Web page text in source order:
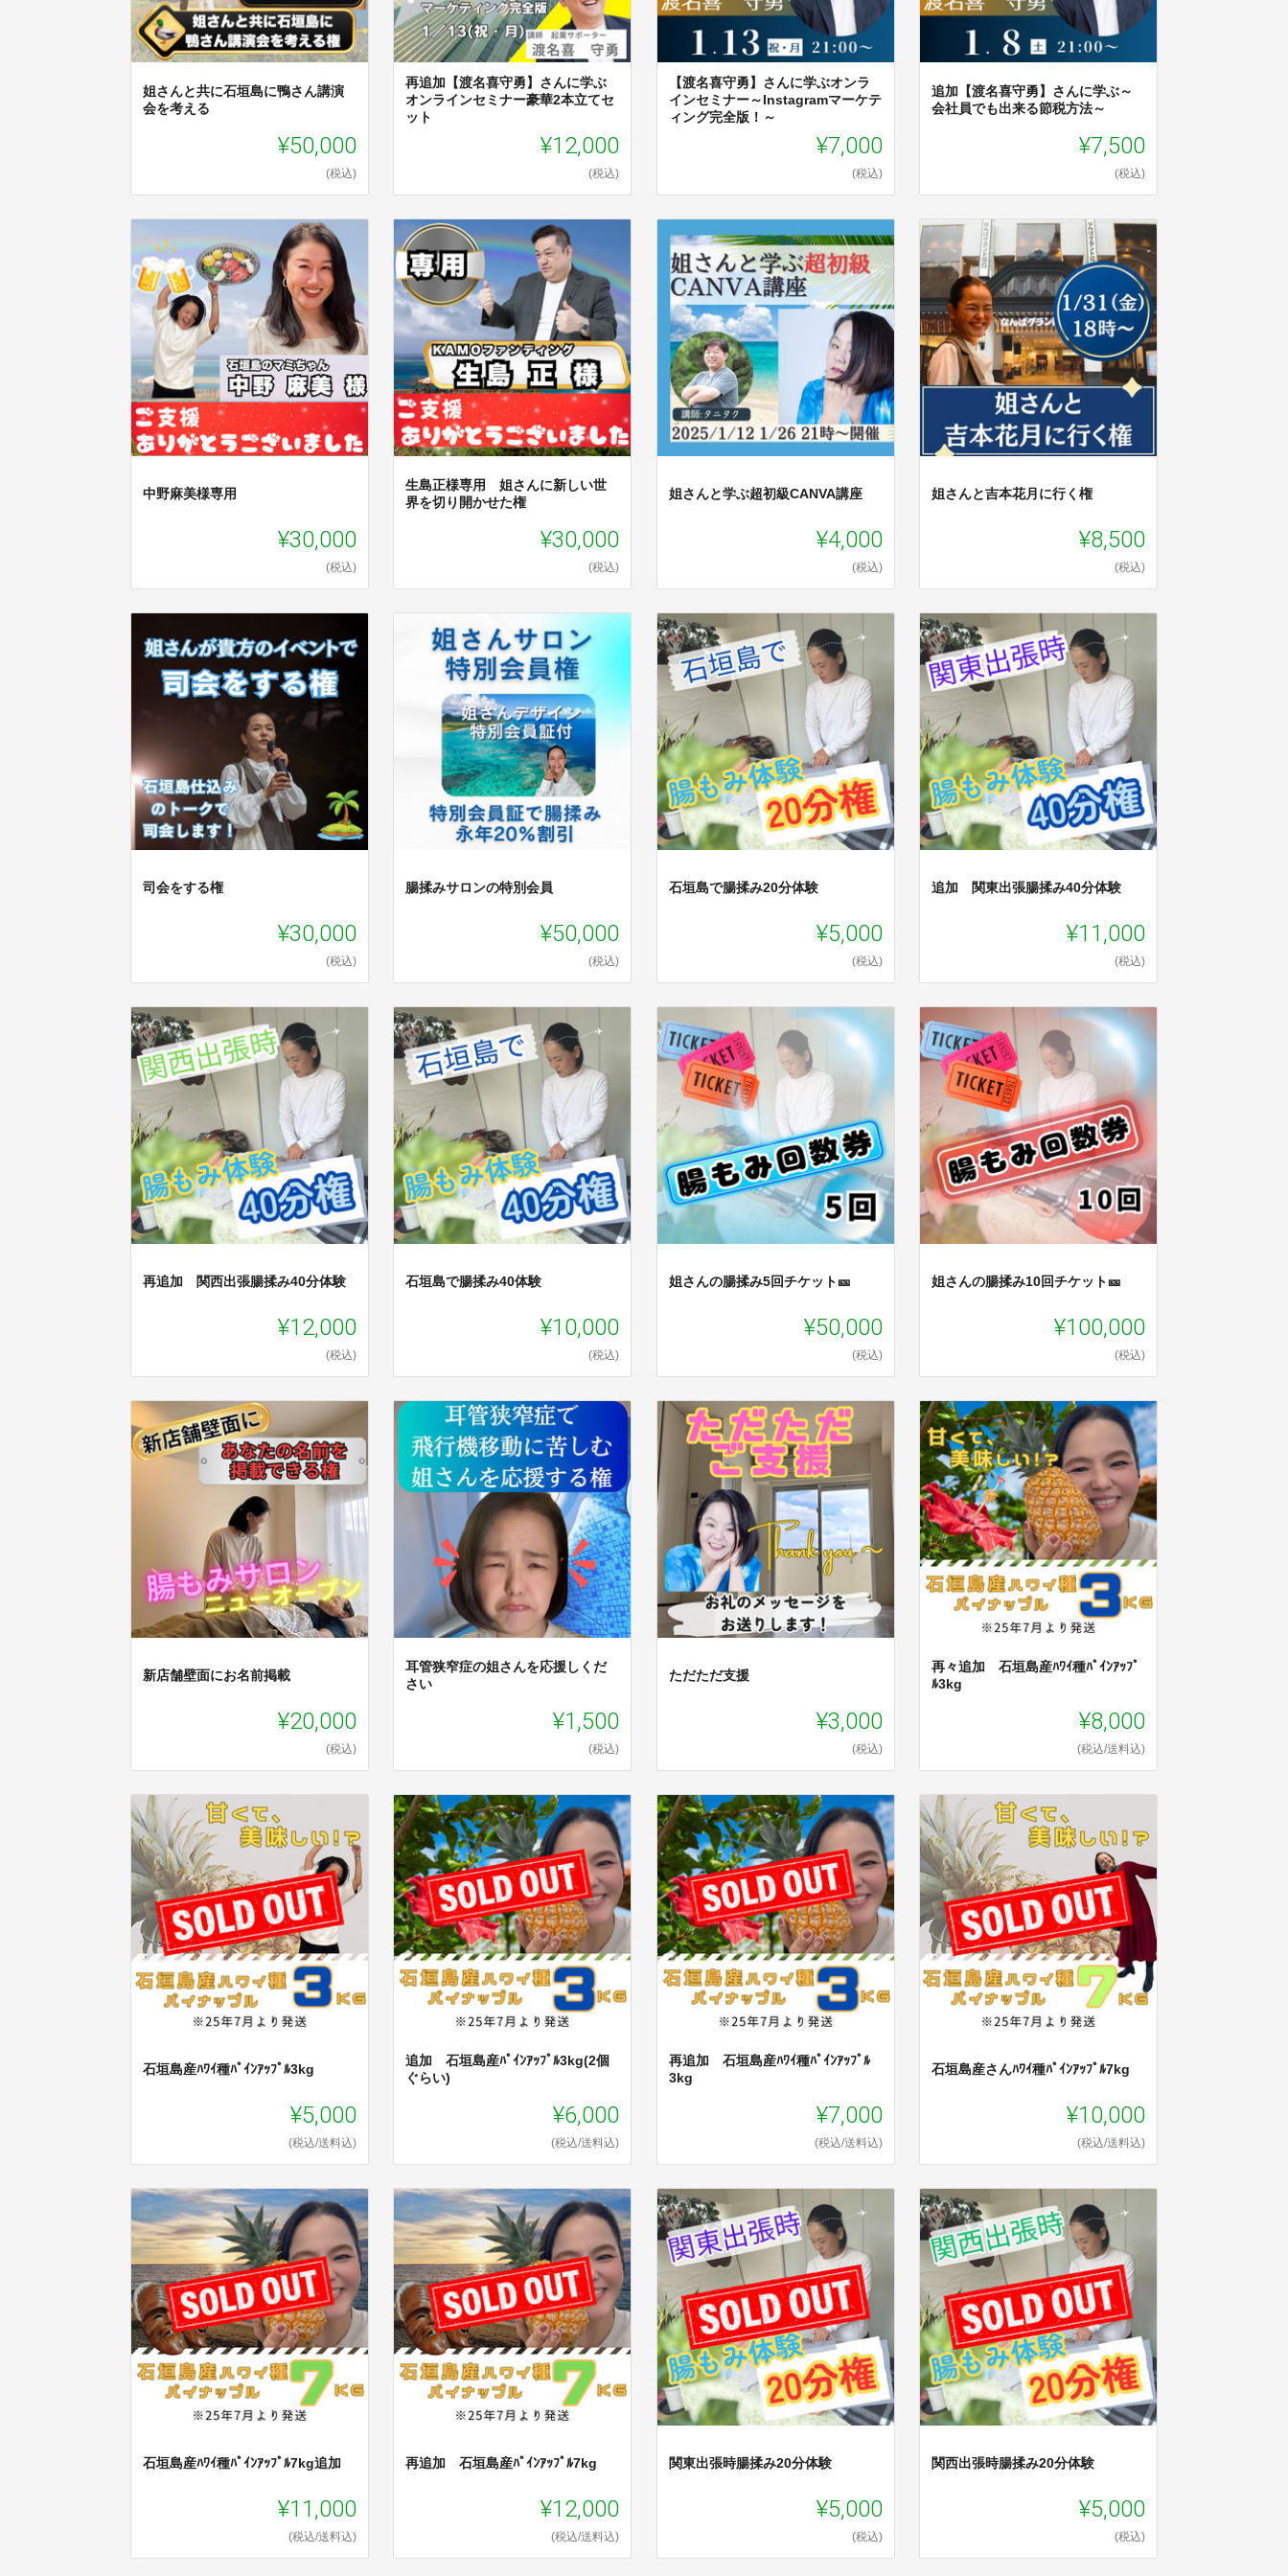
姐さんと共に石垣島に鴨さん講演
会を考える
¥50,000
(税込)
再追加【渡名喜守勇】さんに学ぶ
オンラインセミナー豪華2本立てセ
ット
¥12,000
(税込)
【渡名喜守勇】さんに学ぶオンラ
インセミナー～Instagramマーケテ
ィング完全版！～
¥7,000
(税込)
追加【渡名喜守勇】さんに学ぶ～
会社員でも出来る節税方法～
¥7,500
(税込)
中野麻美様専用
¥30,000
(税込)
生島正様専用 姐さんに新しい世
界を切り開かせた権
¥30,000
(税込)
姐さんと学ぶ超初級CANVA講座
¥4,000
(税込)
姐さんと吉本花月に行く権
¥8,500
(税込)
司会をする権
¥30,000
(税込)
腸揉みサロンの特別会員
¥50,000
(税込)
石垣島で腸揉み20分体験
¥5,000
(税込)
追加 関東出張腸揉み40分体験
¥11,000
(税込)
再追加 関西出張腸揉み40分体験
¥12,000
(税込)
石垣島で腸揉み40体験
¥10,000
(税込)
姐さんの腸揉み5回チケット🎫
¥50,000
(税込)
姐さんの腸揉み10回チケット🎫
¥100,000
(税込)
新店舗壁面にお名前掲載
¥20,000
(税込)
耳管狭窄症の姐さんを応援しくだ
さい
¥1,500
(税込)
ただただ支援
¥3,000
(税込)
再々追加 石垣島産ﾊﾜｲ種ﾊﾟｲﾝｱｯﾌﾟ
ﾙ3kg
¥8,000
(税込/送料込)
石垣島産ﾊﾜｲ種ﾊﾟｲﾝｱｯﾌﾟﾙ3kg
¥5,000
(税込/送料込)
追加 石垣島産ﾊﾟｲﾝｱｯﾌﾟﾙ3kg(2個
ぐらい)
¥6,000
(税込/送料込)
再追加 石垣島産ﾊﾜｲ種ﾊﾟｲﾝｱｯﾌﾟﾙ
3kg
¥7,000
(税込/送料込)
石垣島産さんﾊﾜｲ種ﾊﾟｲﾝｱｯﾌﾟﾙ7kg
¥10,000
(税込/送料込)
石垣島産ﾊﾜｲ種ﾊﾟｲﾝｱｯﾌﾟﾙ7kg追加
¥11,000
(税込/送料込)
再追加 石垣島産ﾊﾟｲﾝｱｯﾌﾟﾙ7kg
¥12,000
(税込/送料込)
関東出張時腸揉み20分体験
¥5,000
(税込)
関西出張時腸揉み20分体験
¥5,000
(税込)